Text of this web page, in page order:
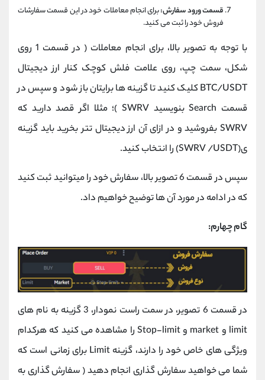
قسمت ورود سفارش:برای انجام معاملات خود در این قسمت سفارشات
فروش خود را ثبت می کنید.
با توجه به تصویر بالا، برای انجام معاملات ( در قسمت 1 روی
شکل، سمت چپ، روی علامت فلش کوچک کنار ارز دیجیتال
BTC/USDT کلیک کنید تا گزینه ها برایتان باز شود و سپس در
قسمت Search بنویسید SWRV )؛ مثلا اگر قصد دارید که
SWRV بفروشید و در ازای آن ارز دیجیتال تتر بخرید باید گزینه
ی(SWRV /USDT) را انتخاب کنید.
سپس در قسمت 6 تصویر بالا، سفارش خود را میتوانید ثبت کنید
که در ادامه در مورد آن ها توضیح خواهیم داد.
گام چهارم:
در قسمت 6 تصویر، در سمت راست نمودار، 3 گزینه به نام های
limit و market و Stop-limit را مشاهده می کنید که هرکدام
ویژگی های خاص خود را دارند، گزینه Limit برای زمانی است که
شما می خواهید سفارش گذاری انجام دهید ( سفارش گذاری به